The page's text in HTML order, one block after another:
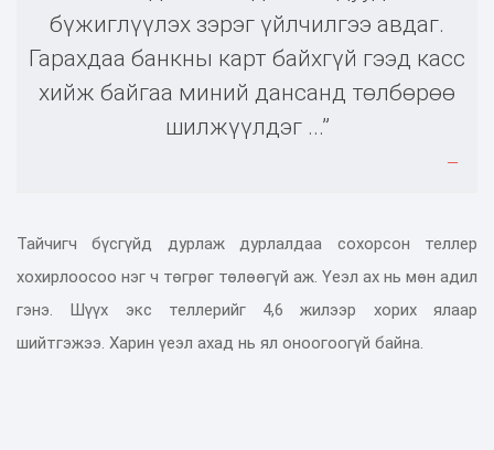
бүжиглүүлэх зэрэг үйлчилгээ авдаг.
Гарахдаа банкны карт байхгүй гээд касс
хийж байгаа миний дансанд төлбөрөө
шилжүүлдэг ...”
Тайчигч бүсгүйд дурлаж дурлалдаа сохорсон теллер
хохирлоосоо нэг ч төгрөг төлөөгүй аж. Үеэл ах нь мөн адил
гэнэ. Шүүх экс теллерийг 4,6 жилээр хорих ялаар
шийтгэжээ. Харин үеэл ахад нь ял оноогоогүй байна.